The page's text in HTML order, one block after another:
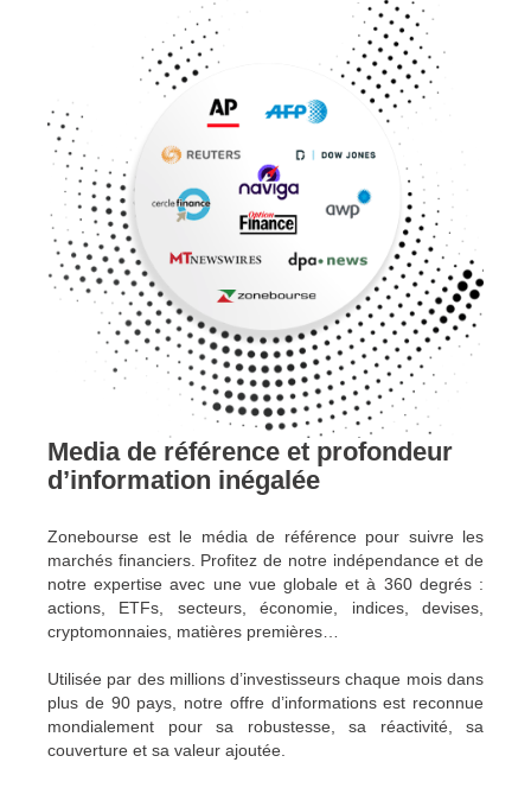
Media de référence et profondeur
d’information inégalée
Zonebourse est le média de référence pour suivre les
marchés financiers. Profitez de notre indépendance et de
notre expertise avec une vue globale et à 360 degrés :
actions, ETFs, secteurs, économie, indices, devises,
cryptomonnaies, matières premières…
Utilisée par des millions d’investisseurs chaque mois dans
plus de 90 pays, notre offre d’informations est reconnue
mondialement pour sa robustesse, sa réactivité, sa
couverture et sa valeur ajoutée.